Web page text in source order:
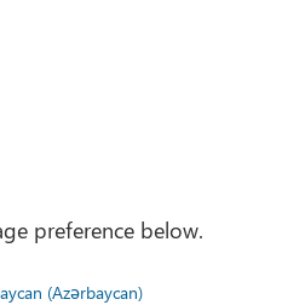
preference below.
(Azərbaycan)